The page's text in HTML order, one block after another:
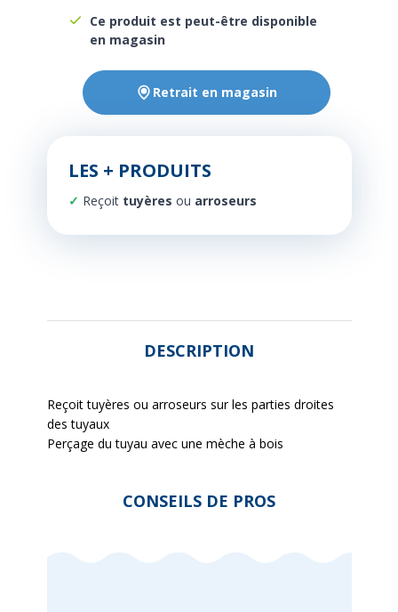
Ce produit est peut-être disponible
en magasin
Retrait en magasin
LES + PRODUITS
Reçoit tuyères ou arroseurs
DESCRIPTION
Reçoit tuyères ou arroseurs sur les parties droites
des tuyaux
Perçage du tuyau avec une mèche à bois
CONSEILS DE PROS